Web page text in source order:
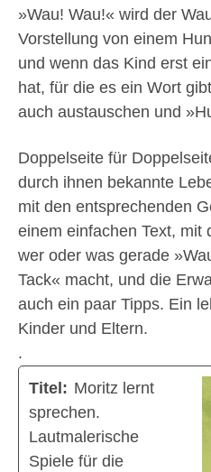
»Wau! Wau!« wird der
Vorstellung von einem
und wenn das Kind erst
hat, für die es ein Wort
auch austauschen und
Doppelseite für
durch ihnen bekannte
mit den entsprechenden
einem einfachen Text, mit
wer oder was gerade
Tack« macht, und die
auch ein paar Tipps. Ein
Kinder und Eltern.
.
Titel: Moritz lernt
sprechen.
Lautmalerische
Spiele für die